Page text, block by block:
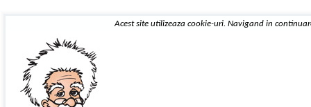
Acest site utilizeaza cookie-uri. Navigand in